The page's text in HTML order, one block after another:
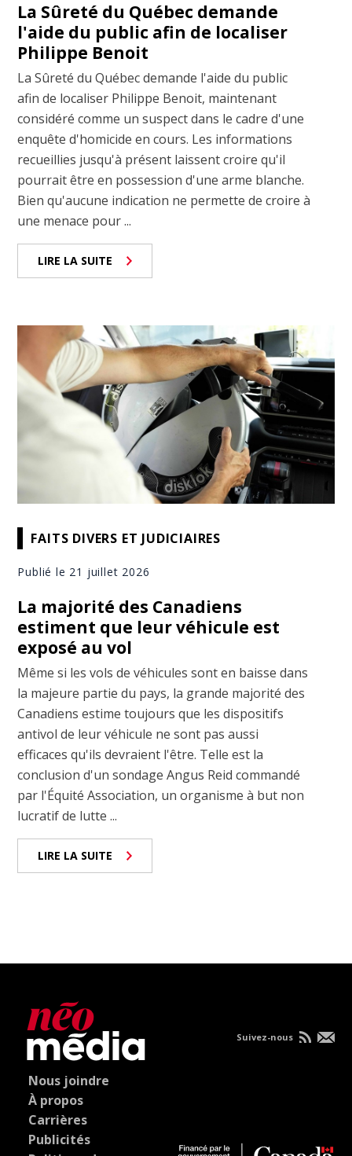
La Sûreté du Québec demande
l'aide du public afin de localiser
Philippe Benoit
La Sûreté du Québec demande l'aide du public
afin de localiser Philippe Benoit, maintenant
considéré comme un suspect dans le cadre d'une
enquête d'homicide en cours. Les informations
recueillies jusqu'à présent laissent croire qu'il
pourrait être en possession d'une arme blanche.
Bien qu'aucune indication ne permette de croire à
une menace pour ...
LIRE LA SUITE
FAITS DIVERS ET JUDICIAIRES
Publié le 21 juillet 2026
La majorité des Canadiens
estiment que leur véhicule est
exposé au vol
Même si les vols de véhicules sont en baisse dans
la majeure partie du pays, la grande majorité des
Canadiens estime toujours que les dispositifs
antivol de leur véhicule ne sont pas aussi
efficaces qu'ils devraient l'être. Telle est la
conclusion d'un sondage Angus Reid commandé
par l'Équité Association, un organisme à but non
lucratif de lutte ...
LIRE LA SUITE
Nous joindre
À propos
Carrières
Publicités
Suivez-nous